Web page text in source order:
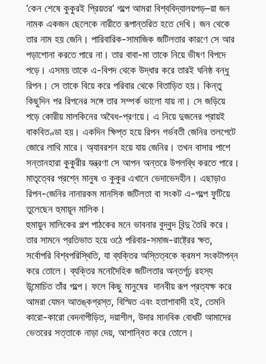
‘কেন শেষে কুকুরই প্রিয়তর’ গল্পে আমরা বিশ্ববিদ্যালয়পড়–য়া জন
নামক একজন ছেলেকে নারীতে রূপান্তরিত হতে দেখি। জন থেকে
তার নাম হয় জেনি। পারিবারিক-সামাজিক জটিলতার কারণে সে আর
পড়াশোনা করতে পারে না। তার বাবা-মা তাকে নিয়ে ভীষণ বিপদে
পড়ে। এসময় তাকে এ-বিপদ থেকে উদ্ধার করে তারই ঘনিষ্ঠ বন্ধু
রিপন। সে তাকে বিয়ে করে পরিবার থেকে বিতাড়িত হয়। কিন্তু
কিছুদিন পর রিপনের সঙ্গে তার সম্পর্ক ভালো যায় না। সে জড়িয়ে
পড়ে কোরীয় মালকিনের অবৈধ-প্রণয়ে। এ নিয়ে দুজনের প্রায়ই
বাকবিতণ্ডা হয়। একদিন ক্ষিপ্ত হয়ে রিপন গর্ভবতী জেনির তলপেটে
জোরে লাথি মারে। অ্যাবরশন হয়ে যায় জেনির। তখন বাসার পাশে
সন্তানহারা কুকুরীর যন্ত্রণা সে আপন অন্তরে উপলব্ধি করতে পারে।
মাতৃত্বের প্রশ্নে মানুষ ও কুকুর এখানে ভেদাভেদহীন। এছাড়াও
রিপন-জেনির নানারকম মানসিক জটিলতা বা সংকট এ-গল্পে ফুটিয়ে
তুলেছেন হুমায়ূন মালিক।
হুমায়ুন মালিকের গল্প পাঠকের মনে ভাবনার বুদ্বুদ বিন্দু তৈরি করে।
তার সামনে প্রতিভাত হয়ে ওঠে পরিবার-সমাজ-রাষ্ট্রের ক্ষত,
সর্বোপরি বিশ্বপরিস্থিতি, যা ব্যক্তির অস্তিত্বকে ক্রমশ সংকটাপন্ন
করে তোলে। ব্যক্তির মনোদৈহিক জটিলতার অন্তর্গূঢ় রহস্য
উন্মোচিত তাঁর গল্পে। ফলে কিছু মানুষের দানবীয় রূপ প্রত্যক্ষ করে
আমরা যেমন আতঙ্কগ্রস্ত, বিস্মিত এবং হতাশাবাদী হই, তেমনি
কারো-কারো বেদনাপীড়িত, দয়াশীল, উদার মানবিক বোধটি আমাদের
ভেতরের সত্তাকে নাড়া দেয়, আশান্বিত করে তোলে।